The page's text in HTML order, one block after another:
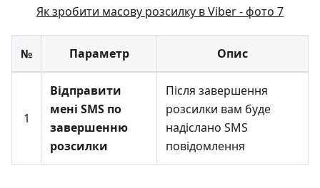
Як зробити масову розсилку в Viber - фото 7
№ Параметр Опис
1
Відправити
мені SMS по
завершенню
розсилки
Після завершення
розсилки вам буде
надіслано SMS
повідомлення